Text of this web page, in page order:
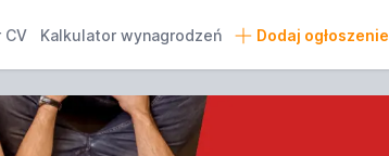
CV Kalkulator wynagrodzeń Dodaj ogłoszenie